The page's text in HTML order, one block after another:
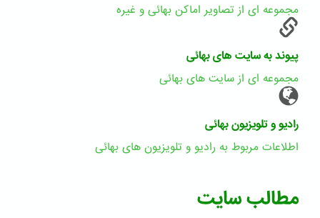
مجموعه ای از تصاویر اماکن بهائی و غیره
پیوند به سایت های بهائی
مجموعه ای از سایت های بهائی
رادیو و تلویزیون بهائی
اطلاعات مربوط به رادیو و تلویزیون های بهائی
مطالب سایت